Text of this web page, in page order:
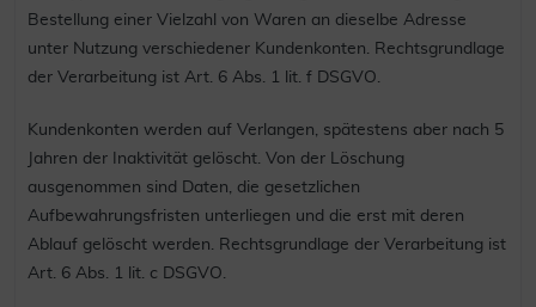
Bestellung einer Vielzahl von Waren an dieselbe Adresse
unter Nutzung verschiedener Kundenkonten. Rechtsgrundlage
der Verarbeitung ist Art. 6 Abs. 1 lit. f DSGVO.
Kundenkonten werden auf Verlangen, spätestens aber nach 5
Jahren der Inaktivität gelöscht. Von der Löschung
ausgenommen sind Daten, die gesetzlichen
Aufbewahrungsfristen unterliegen und die erst mit deren
Ablauf gelöscht werden. Rechtsgrundlage der Verarbeitung ist
Art. 6 Abs. 1 lit. c DSGVO.